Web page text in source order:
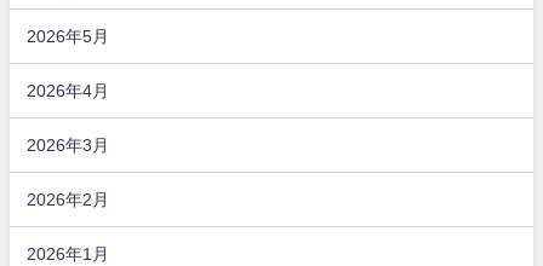
2026年5月
2026年4月
2026年3月
2026年2月
2026年1月